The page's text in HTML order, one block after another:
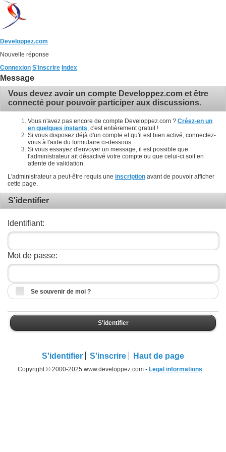
Developpez.com
Nouvelle réponse
Connexion S'inscrire Index
Message
Vous devez avoir un compte Developpez.com et être
connecté pour pouvoir participer aux discussions.
Vous n'avez pas encore de compte Developpez.com ? Créez-en un
en quelques instants , c'est entièrement gratuit !
Si vous disposez déjà d'un compte et qu'il est bien activé, connectez-
vous à l'aide du formulaire ci-dessous.
Si vous essayez d'envoyer un message, il est possible que
l'administrateur ait désactivé votre compte ou que celui-ci soit en
attente de validation.
L'administrateur a peut-être requis une inscription avant de pouvoir afficher
cette page.
S'identifier
Identifiant:
Mot de passe:
Se souvenir de moi ?
S'identifier
S'identifier S'inscrire Haut de page
Copyright © 2000-2025 www.developpez.com - Legal informations